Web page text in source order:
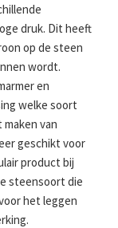
druk. Dit heeft
op de steen
wordt.
en
welke soort
van
geschikt voor
product bij
steensoort die
het leggen